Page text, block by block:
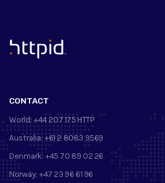
™
CONTACT
World: +44 207 175 HTTP
Australia: +61 2 8083 9569
Denmark: +45 70 89 02 26
Norway: +47 23 96 61 96